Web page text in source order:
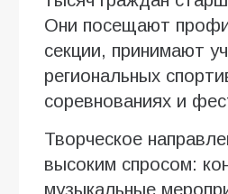
Они посещают
секции, принимают
региональных
соревнованиях и
Творческое
высоким спросом:
музыкальные